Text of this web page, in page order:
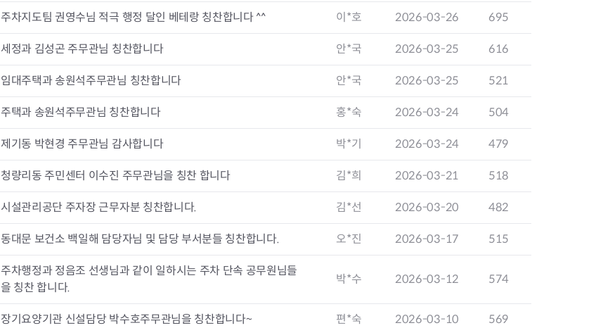
공직자부조리신고
하도급부조리신고
공익신고
부패행위신고
행동강령위반신고
복지·보조금 부정신고
구민고객의 권리
청렴자료방
감사실시결과
구민감사참여
업무추진비 공개
구민감사관활동
옴부즈만 소개
고충민원 신청방법 및 처리
조사결과 공표
고향사랑기부제
답례물품
청소환경소식
쓰레기배출및수거
종량제봉투 및 납부필증
대형폐기물신청
재활용센터
정화조청소
환경오염현황
환경개선부담금
환경제도
석면건축물 DB
탄소중립 생활 실천 캠페인
보행환경 개선사업
공중화장실 찾기
지역경제소식
기업 관련 사이트
동대문구 착한가격업소
숨어있는 착한가격업소 추천
장바구니 물가정보
사회적경제 기업
도시정비소식
공동주택현황
정비사업구역현황
재건축
재개발
재정비촉진
지구단위계획
석면해체·제거일정
청량리 중심지 육성
도시디자인
장안동283-1일대 개발사업
역세권 활성화사업
서울도시공간포털
지역주택조합사업
주차지도팀 권영수님 적극 행정 달인 베테랑 칭찬합니다 ^^ 이*호 2026-03-26 695
세정과 김성곤 주무관님 칭찬합니다 안*국 2026-03-25 616
임대주택과 송원석주무관님 칭찬합니다 안*국 2026-03-25 521
주택과 송원석주무관님 칭찬합니다 홍*숙 2026-03-24 504
제기동 박현경 주무관님 감사합니다 박*기 2026-03-24 479
청량리동 주민센터 이수진 주무관님을 칭찬 합니다 김*희 2026-03-21 518
시설관리공단 주자장 근무자분 칭찬합니다. 김*선 2026-03-20 482
동대문 보건소 백일해 담당자님 및 담당 부서분들 칭찬합니다. 오*진 2026-03-17 515
주차행정과 정음조 선생님과 같이 일하시는 주차 단속 공무원님들
을 칭찬 합니다.
박*수 2026-03-12 574
장기요양기관 신설담당 박수호주무관님을 칭찬합니다~ 편*숙 2026-03-10 569